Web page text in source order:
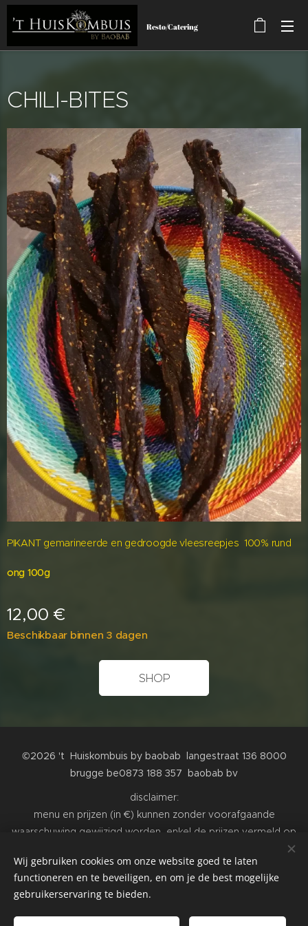
Resto/Catering
CHILI-BITES
PIKANT gemarineerde en gedroogde vleesreepjes 100% rund
ong 100g
12,00 €
Beschikbaar binnen 3 dagen
SHOP
©2026 't Huiskombuis by baobab langestraat 136 8000
brugge be0873 188 357 baobab bv
disclaimer:
menu en prijzen (in €) kunnen zonder voorafgaande
waarschuwing gewijzigd worden, enkel de prijzen vermeld op
de prijslijsten en kaartjes in de fysieke winkel of restaurant zijn
van toepassing. Alle afbeeldingen zijn niet bindend, produkten
kunnen hiervan afwijken
Wij gebruiken cookies om onze website goed te laten
functioneren en te beveiligen, en om je de best mogelijke
gebruikerservaring te bieden.